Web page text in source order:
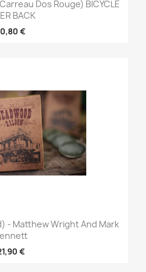
Dos Rouge) BICYCLE
BACK
€
- Matthew Wright And Mark
€